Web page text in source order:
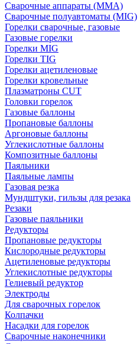
Сварочные аппараты (MMA)
Сварочные полуавтоматы (MIG)
Горелки сварочные, газовые
Газовые горелки
Горелки MIG
Горелки TIG
Горелки ацетиленовые
Горелки кровельные
Плазматроны CUT
Головки горелок
Газовые баллоны
Пропановые баллоны
Аргоновые баллоны
Углекислотные баллоны
Композитные баллоны
Паяльники
Паяльные лампы
Газовая резка
Мундштуки, гильзы для резака
Резаки
Газовые паяльники
Редукторы
Пропановые редукторы
Кислородные редукторы
Ацетиленовые редукторы
Углекислотные редукторы
Гелиевый редуктор
Электроды
Для сварочных горелок
Колпачки
Насадки для горелок
Сварочные наконечники